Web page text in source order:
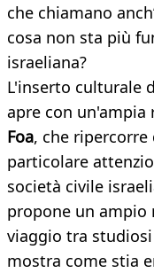
che chiamano
cosa non sta più
israeliana?
L'inserto culturale
apre con un'ampia
Foa, che
particolare
società civile
propone un
viaggio tra
mostra come stia